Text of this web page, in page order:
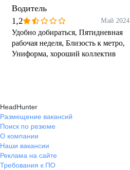
Водитель
1,2
Май 2024
Удобно добираться, Пятидневная
рабочая неделя, Близость к метро,
Униформа, хороший коллектив
HeadHunter
Размещение вакансий
Поиск по резюме
О компании
Наши вакансии
Реклама на сайте
Требования к ПО